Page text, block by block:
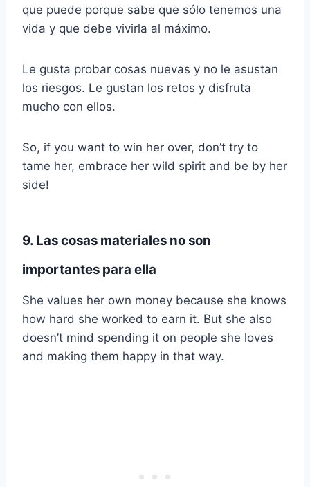
que puede porque sabe que sólo tenemos una
vida y que debe vivirla al máximo.
Le gusta probar cosas nuevas y no le asustan
los riesgos. Le gustan los retos y disfruta
mucho con ellos.
So, if you want to win her over, don’t try to
tame her, embrace her wild spirit and be by her
side!
9. Las cosas materiales no son
importantes para ella
She values her own money because she knows
how hard she worked to earn it. But she also
doesn’t mind spending it on people she loves
and making them happy in that way.